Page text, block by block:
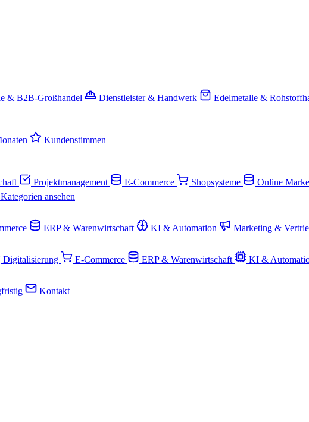
& B2B-Großhandel Dienstleister & Handwerk Edelmetalle &
Kundenstimmen
Projektmanagement E-Commerce Shopsysteme Online
ansehen
ERP & Warenwirtschaft KI & Automation Marketing &
Digitalisierung E-Commerce ERP & Warenwirtschaft KI &
Kontakt